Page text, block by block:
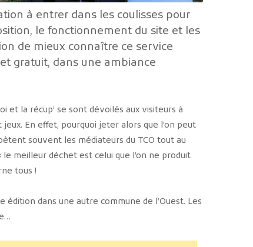
à entrer dans les coulisses pour
le fonctionnement du site et les
de mieux connaître ce service
gratuit, dans une ambiance
et la récup’ se sont dévoilés aux visiteurs à
En effet, pourquoi jeter alors que l’on peut
souvent les médiateurs du TCO tout au
meilleur déchet est celui que l’on ne produit
tous !
dans une autre commune de l’Ouest. Les